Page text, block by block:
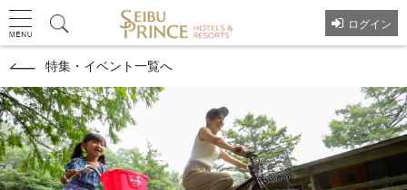
ログイン
特集・イベント一覧へ